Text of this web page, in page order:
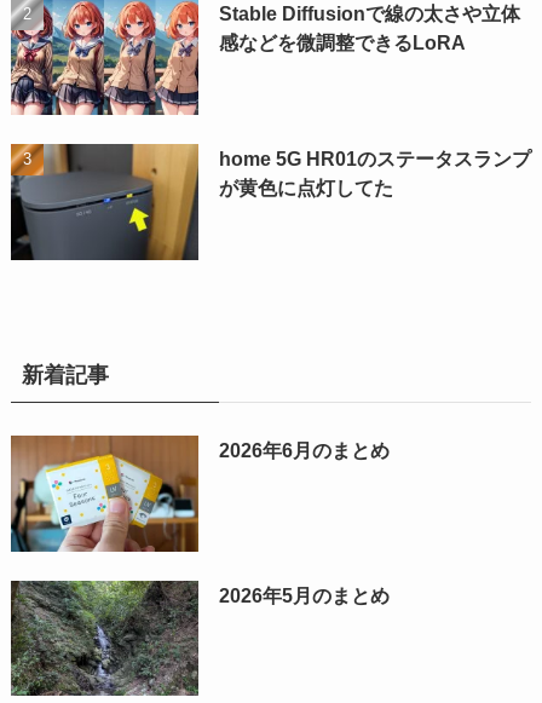
Stable Diffusionで線の太さや立体
感などを微調整できるLoRA
home 5G HR01のステータスランプ
が黄色に点灯してた
新着記事
2026年6月のまとめ
2026年5月のまとめ